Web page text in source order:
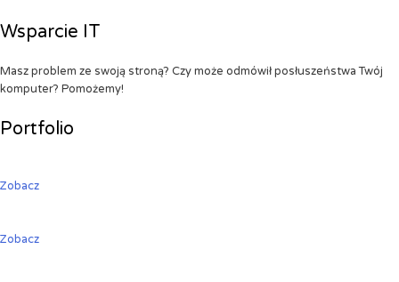
Wsparcie IT
Masz problem ze swoją stroną? Czy może odmówił posłuszeństwa Twój
komputer? Pomożemy!
Portfolio
Zobacz
Zobacz